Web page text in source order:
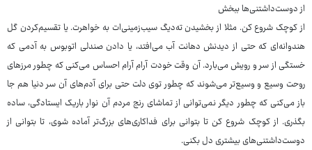
از دوست‌داشتنی‌ها ببخش
از کوچک شروع کن. مثلا از بخشیدن ته‌دیگ سیب‌زمینی‌ات به خواهرت. یا تقسیم‌کردن گل
هندوانه‌ای که حتی از دیدنش دهانت آب می‌افتد، یا دادن صندلی اتوبوس به آدمی که
خستگی از سر و رویش می‌بارد. آن وقت خودت آرام آرام احساس می‌کنی که چطور مرزهای
روحت وسیع و وسیع‌تر می‌شوند که چطور توی دلت حتی برای آدم‌های آن سر دنیا هم جا
باز می‌کنی که چطور دیگر نمی‌توانی از تماشای رنج مردم آن نوار باریک ایستادگی، ساده
بگذری. از کوچک شروع کن تا بتوانی برای فداکاری‌های بزرگ‌تر آماده شوی، تا بتوانی از
دوست‌داشتنی‌های بیشتری دل بکنی.